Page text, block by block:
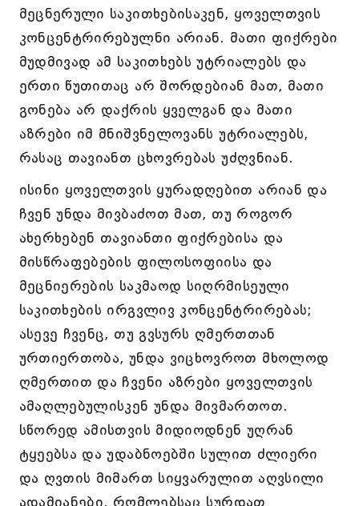
მეცნერული საკითხებისაკენ, ყოველთვის
კონცენტრირებულნი არიან. მათი ფიქრები
მუდმივად ამ საკითხებს უტრიალებს და
ერთი წუთითაც არ შორდებიან მათ, მათი
გონება არ დაქრის ყველგან და მათი
აზრები იმ მნიშვნელოვანს უტრიალებს,
რასაც თავიანთ ცხოვრებას უძღვნიან.
ისინი ყოველთვის ყურადღებით არიან და
ჩვენ უნდა მივბაძოთ მათ, თუ როგორ
ახერხებენ თავიანთი ფიქრებისა და
მისწრაფებების ფილოსოფიისა და
მეცნიერების საკმაოდ სიღრმისეული
საკითხების ირგვლივ კონცენტრირებას;
ასევე ჩვენც, თუ გვსურს ღმერთთან
ურთიერთობა, უნდა ვიცხოვროთ მხოლოდ
ღმერთით და ჩვენი აზრები ყოველთვის
ამაღლებულისკენ უნდა მივმართოთ.
სწორედ ამისთვის მიდიოდნენ უღრან
ტყეებსა და უდაბნოებში სულით ძლიერი
და ღვთის მიმართ სიყვარულით აღვსილი
ადამიანები, რომლებსაც სურდათ